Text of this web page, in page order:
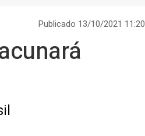
Publicado 13/10/2021 11:20